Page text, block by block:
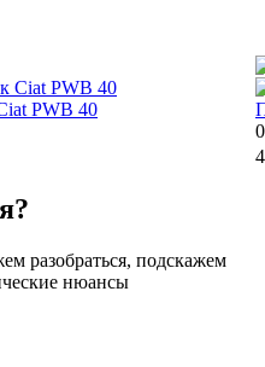
PWB 40
разобраться, подскажем
нюансы